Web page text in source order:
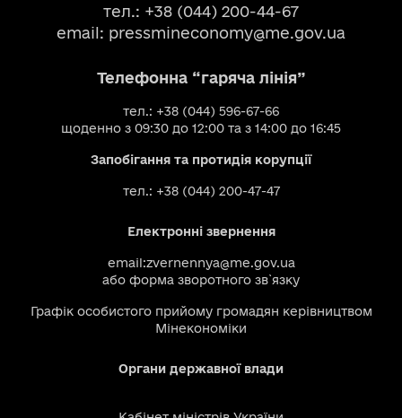
тел.: +38 (044) 200-44-67
email: pressmineconomy@me.gov.ua
Телефонна “гаряча лінія”
тел.: +38 (044) 596-67-66
щоденно з 09:30 до 12:00 та з 14:00 до 16:45
Запобігання та протидія корупції
тел.: +38 (044) 200-47-47
Електронні звернення
email:zvernennya@me.gov.ua
або форма зворотного зв`язку
Графік особистого прийому громадян керівництвом
Мінекономіки
Органи державної влади